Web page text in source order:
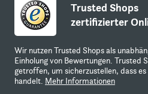
Trusted Shops
zertifizierter
Wir nutzen Trusted Shops als
Einholung von Bewertungen. Trusted
getroffen, um sicherzustellen, dass
handelt. Mehr Informationen